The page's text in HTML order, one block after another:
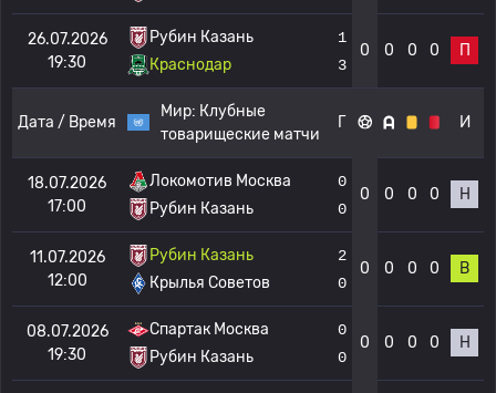
26.07.2026
19:30
Рубин Казань
Краснодар
1
3
0 0 0 0 П
Дата / Время
Мир: Клубные
товарищеские матчи
Г И
18.07.2026
17:00
Локомотив Москва
Рубин Казань
0
0
0 0 0 0 Н
11.07.2026
12:00
Рубин Казань
Крылья Советов
2
0
0 0 0 0 В
08.07.2026
19:30
Спартак Москва
Рубин Казань
0
0
0 0 0 0 Н